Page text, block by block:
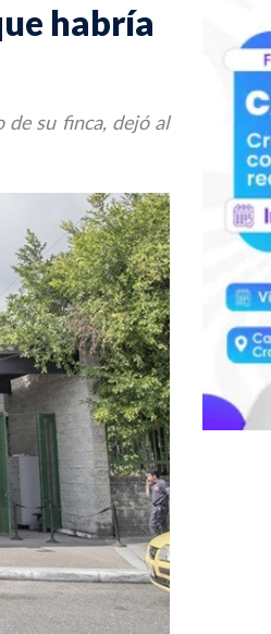
habría
de su finca, dejó al